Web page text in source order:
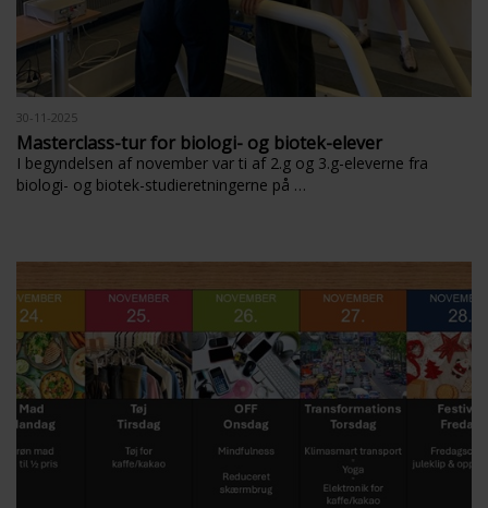
30-11-2025
Masterclass-tur for biologi- og biotek-elever
I begyndelsen af november var ti af 2.g og 3.g-eleverne fra
biologi- og biotek-studieretningerne på …